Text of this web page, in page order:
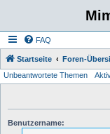
FAQ
Startseite Foren-
Unbeantwortete Themen
Benutzername: